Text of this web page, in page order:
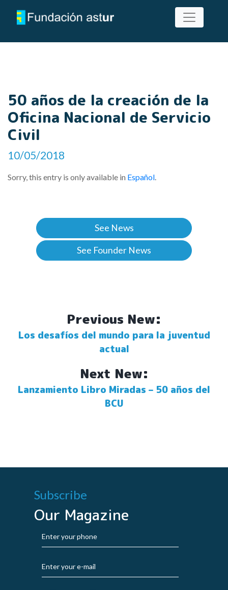
50 años de la creación de la
Oficina Nacional de Servicio
Civil
10/05/2018
Sorry, this entry is only available in Español.
See News
See Founder News
Previous New:
Los desafíos del mundo para la juventud
actual
Next New:
Lanzamiento Libro Miradas – 50 años del
BCU
Subscribe
Our Magazine